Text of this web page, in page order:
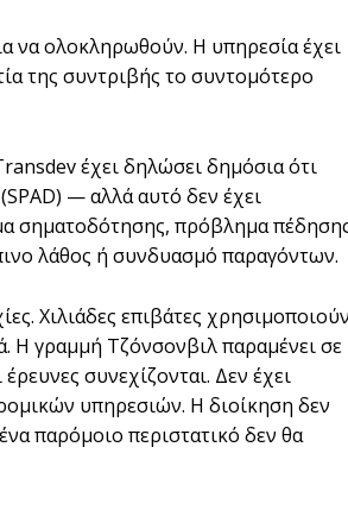
να ολοκληρωθούν. Η υπηρεσία έχει
της συντριβής το συντομότερο
έχει δηλώσει δημόσια ότι
— αλλά αυτό δεν έχει
σηματοδότησης, πρόβλημα
λάθος ή συνδυασμό παραγόντων.
Χιλιάδες επιβάτες
Η γραμμή Τζόνσονβιλ παραμένει σε
συνεχίζονται. Δεν έχει
υπηρεσιών. Η διοίκηση δεν
παρόμοιο περιστατικό δεν θα